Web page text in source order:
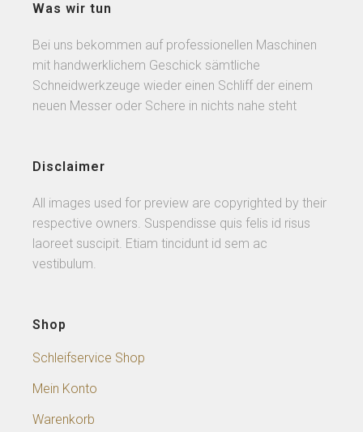
Was wir tun
Bei uns bekommen auf professionellen Maschinen
mit handwerklichem Geschick sämtliche
Schneidwerkzeuge wieder einen Schliff der einem
neuen Messer oder Schere in nichts nahe steht
Disclaimer
All images used for preview are copyrighted by their
respective owners. Suspendisse quis felis id risus
laoreet suscipit. Etiam tincidunt id sem ac
vestibulum.
Shop
Schleifservice Shop
Mein Konto
Warenkorb